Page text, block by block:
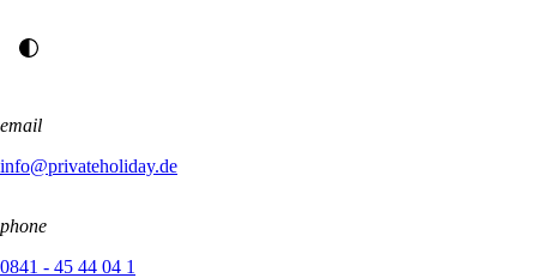
email
info@privateholiday.de
phone
0841 - 45 44 04 1